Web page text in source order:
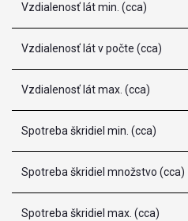
Vzdialenosť lát min. (cca)
Vzdialenosť lát v počte (cca)
Vzdialenosť lát max. (cca)
Spotreba škridiel min. (cca)
Spotreba škridiel množstvo (cca)
Spotreba škridiel max. (cca)